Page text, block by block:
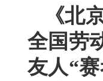
《北
全国劳
友人“